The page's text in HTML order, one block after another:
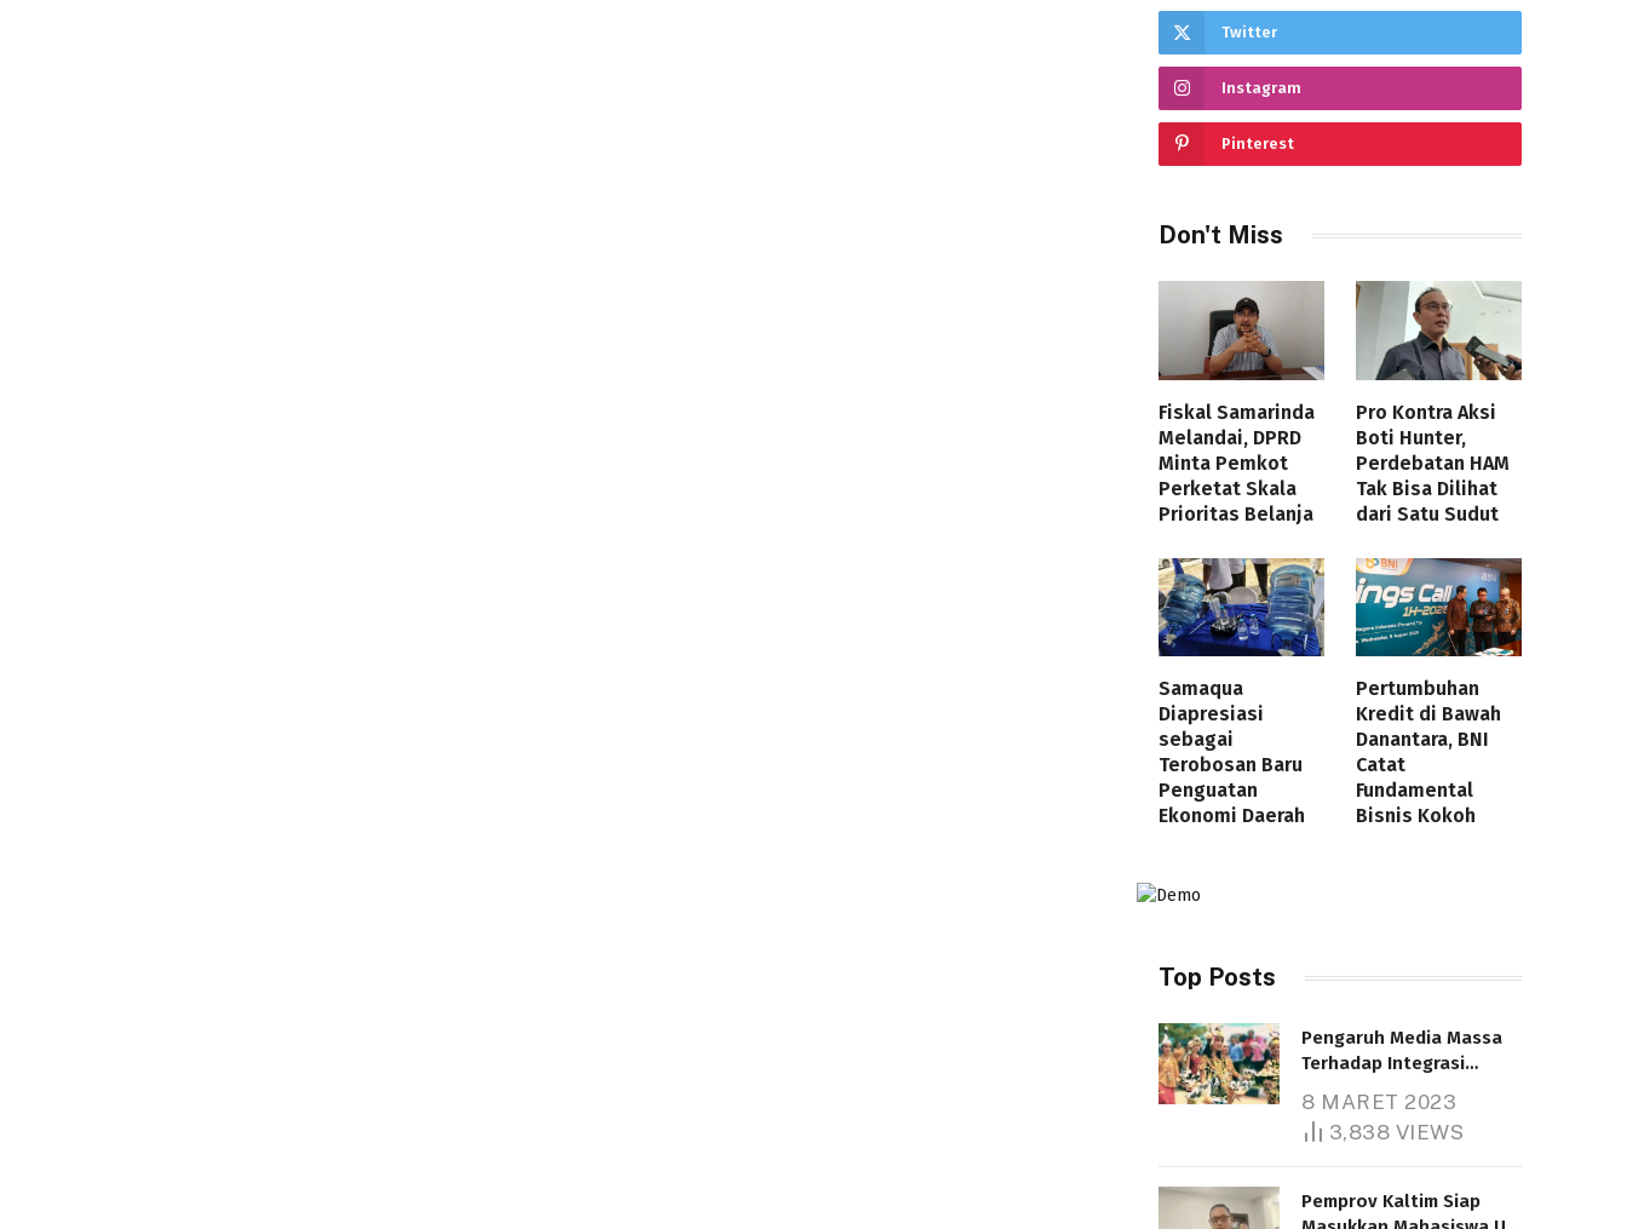
Twitter
Instagram
Pinterest
Don't Miss
Fiskal Samarinda
Melandai, DPRD
Minta Pemkot
Perketat Skala
Prioritas Belanja
Pro Kontra Aksi
Boti Hunter,
Perdebatan HAM
Tak Bisa Dilihat
dari Satu Sudut
Samaqua
Diapresiasi
sebagai
Terobosan Baru
Penguatan
Ekonomi Daerah
Pertumbuhan
Kredit di Bawah
Danantara, BNI
Catat
Fundamental
Bisnis Kokoh
Top Posts
Pengaruh Media Massa
Terhadap Integrasi
8 MARET 2023
3,838 VIEWS
Pemprov Kaltim Siap